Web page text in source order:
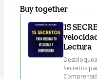
Buy together
15
Lectura
Secretos